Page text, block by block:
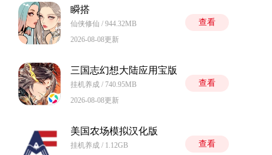
瞬搭
仙侠修仙 / 944.32MB
2026-08-08更新
查看
三国志幻想大陆应用宝版
挂机养成 / 740.95MB
2026-08-08更新
查看
美国农场模拟汉化版
挂机养成 / 1.12GB
查看